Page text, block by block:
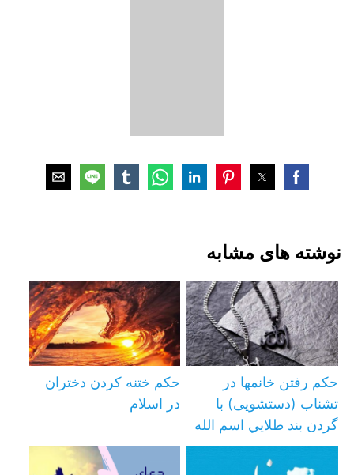
نوشته های مشابه
حکم رفتن خانمها در
تشناب (دستشویی) با
گردن بند طلايي اسم الله
حکم ختنه کردن دختران
در اسلام